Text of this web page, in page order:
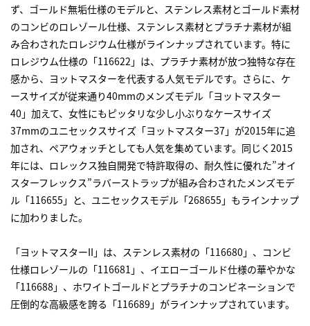
ず、ゴールド無垢仕様のモデルと、ステンレス素材とゴールド素材
のコンビのロレゾール仕様、ステンレス素材とプラチナ素材が組
み合わされたロレジウム仕様がラインナップされています。特に
ロレジウム仕様の「116622」は、プラチナ素材が放つ独特な存在
感から、ヨットマスターを代表する人気モデルです。さらに、ケ
ースサイズが従来通り40mmのメンズモデル「ヨットマスター
40」加えて、女性にもピッタリな少し小ぶりなケースサイズ
37mmのユニセックスサイズ「ヨットマスター37」が2015年に追
加され、ペアウォッチとしても人気を集めています。同じく2015
年には、ロレックス独自開発で特許取得の、耐久性に優れた”オイ
スターフレックス”ラバーストラップが組み合わされたメンズモデ
ル「116655」と、ユニセックスモデル「268655」もラインナップ
に加わりました。
「ヨットマスターII」は、ステンレス素材の「116680」、コンビ
仕様ロレゾールの「116681」、イエローゴールド仕様の華やかな
「116688」、ホワイトゴールドとプラチナのコンビネーションで
圧倒的な高級感を誇る「116689」がラインナップされています。